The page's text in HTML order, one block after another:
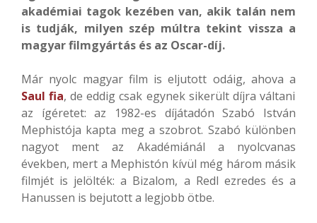
akadémiai tagok kezében van, akik talán nem
is tudják, milyen szép múltra tekint vissza a
magyar filmgyártás és az Oscar-díj.
Már nyolc magyar film is eljutott odáig, ahova a
Saul fia, de eddig csak egynek sikerült díjra váltani
az ígéretet: az 1982-es díjátadón Szabó István
Mephistója kapta meg a szobrot. Szabó különben
nagyot ment az Akadémiánál a nyolcvanas
években, mert a Mephistón kívül még három másik
filmjét is jelölték: a Bizalom, a Redl ezredes és a
Hanussen is bejutott a legjobb ötbe.